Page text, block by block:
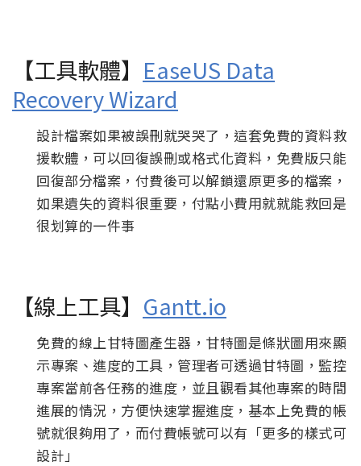
【工具軟體】 EaseUS Data
Recovery Wizard
設計檔案如果被誤刪就哭哭了，這套免費的資料救
援軟體，可以回復誤刪或格式化資料，免費版只能
回復部分檔案，付費後可以解鎖還原更多的檔案，
如果遺失的資料很重要，付點小費用就就能救回是
很划算的一件事
【線上工具】 Gantt.io
免費的線上甘特圖產生器，甘特圖是條狀圖用來顯
示專案、進度的工具，管理者可透過甘特圖，監控
專案當前各任務的進度，並且觀看其他專案的時間
進展的情況，方便快速掌握進度，基本上免費的帳
號就很夠用了，而付費帳號可以有「更多的樣式可
設計」